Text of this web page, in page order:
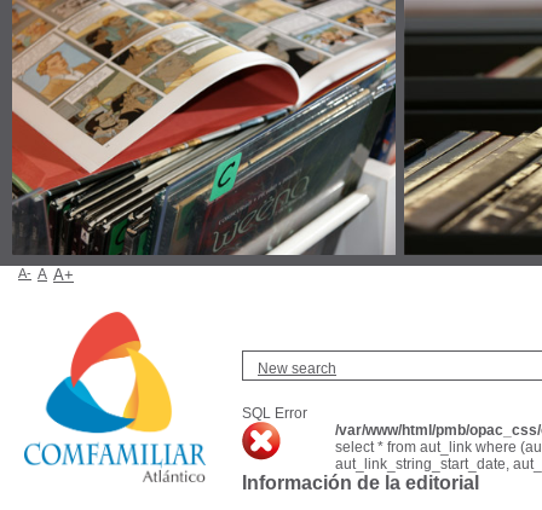
New search
SQL Error
/var/www/html/pmb/
select * from aut_link where
aut_link_string_start_date,
Información de la editorial
A- A A+